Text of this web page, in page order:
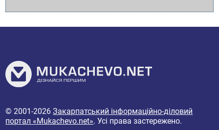
© 2001-2026Закарпатський інформаційно-діловий
портал «Mukachevo.net». Усі права застережено.